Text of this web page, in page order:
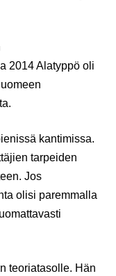
2014 Alatyppö oli
kantimissa.
tarpeiden
Jos
olisi paremmalla
teoriatasolle. Hän